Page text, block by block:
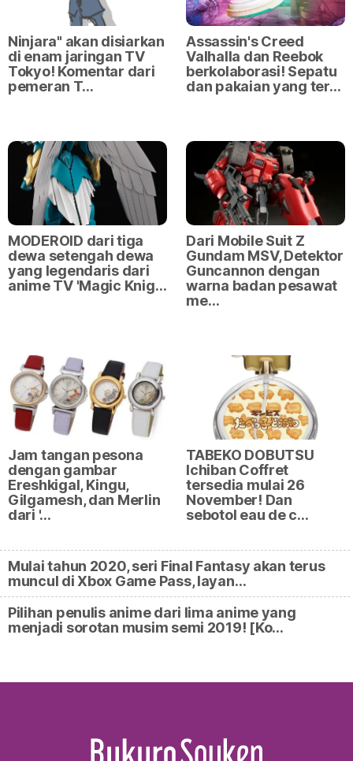
Ninjara" akan disiarkan
di enam jaringan TV
Tokyo! Komentar dari
pemeran T…
Assassin's Creed
Valhalla dan Reebok
berkolaborasi! Sepatu
dan pakaian yang ter…
MODEROID dari tiga
dewa setengah dewa
yang legendaris dari
anime TV 'Magic Knig…
Dari Mobile Suit Z
Gundam MSV, Detektor
Guncannon dengan
warna badan pesawat
me…
Jam tangan pesona
dengan gambar
Ereshkigal, Kingu,
Gilgamesh, dan Merlin
dari '…
TABEKO DOBUTSU
Ichiban Coffret
tersedia mulai 26
November! Dan
sebotol eau de c…
Mulai tahun 2020, seri Final Fantasy akan terus
muncul di Xbox Game Pass, layan…
Pilihan penulis anime dari lima anime yang
menjadi sorotan musim semi 2019! [Ko…